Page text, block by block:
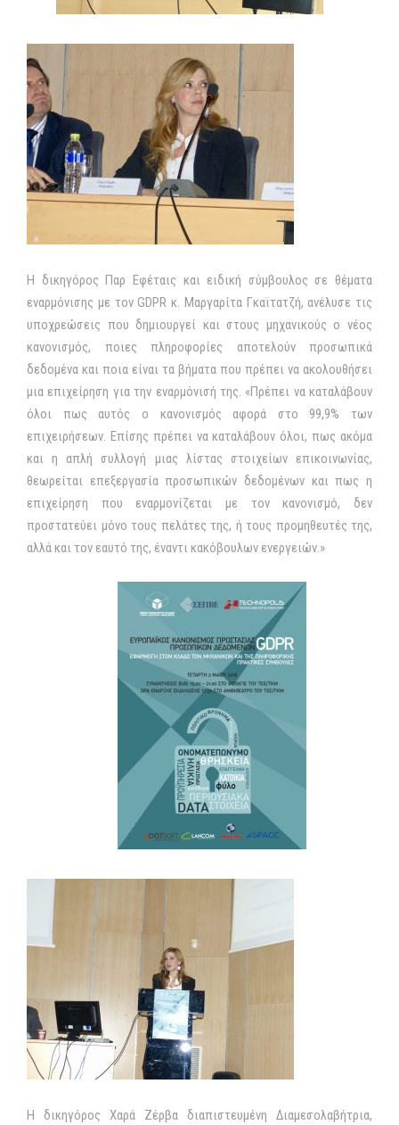
Η δικηγόρος Παρ Εφέταις και ειδική σύμβουλος σε θέματα
εναρμόνισης με τον GDPR κ. Μαργαρίτα Γκαϊτατζή, ανέλυσε τις
υποχρεώσεις που δημιουργεί και στους μηχανικούς ο νέος
κανονισμός, ποιες πληροφορίες αποτελούν προσωπικά
δεδομένα και ποια είναι τα βήματα που πρέπει να ακολουθήσει
μια επιχείρηση για την εναρμόνισή της. «Πρέπει να καταλάβουν
όλοι πως αυτός ο κανονισμός αφορά στο 99,9% των
επιχειρήσεων. Επίσης πρέπει να καταλάβουν όλοι, πως ακόμα
και η απλή συλλογή μιας λίστας στοιχείων επικοινωνίας,
θεωρείται επεξεργασία προσωπικών δεδομένων και πως η
επιχείρηση που εναρμονίζεται με τον κανονισμό, δεν
προστατεύει μόνο τους πελάτες της, ή τους προμηθευτές της,
αλλά και τον εαυτό της, έναντι κακόβουλων ενεργειών.»
Η δικηγόρος Χαρά Ζέρβα διαπιστευμένη Διαμεσολαβήτρια,